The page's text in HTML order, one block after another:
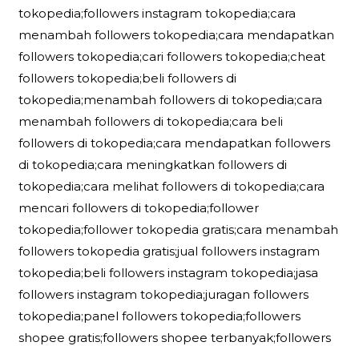
tokopedia;followers instagram tokopedia;cara
menambah followers tokopedia;cara mendapatkan
followers tokopedia;cari followers tokopedia;cheat
followers tokopedia;beli followers di
tokopedia;menambah followers di tokopedia;cara
menambah followers di tokopedia;cara beli
followers di tokopedia;cara mendapatkan followers
di tokopedia;cara meningkatkan followers di
tokopedia;cara melihat followers di tokopedia;cara
mencari followers di tokopedia;follower
tokopedia;follower tokopedia gratis;cara menambah
followers tokopedia gratis;jual followers instagram
tokopedia;beli followers instagram tokopedia;jasa
followers instagram tokopedia;juragan followers
tokopedia;panel followers tokopedia;followers
shopee gratis;followers shopee terbanyak;followers